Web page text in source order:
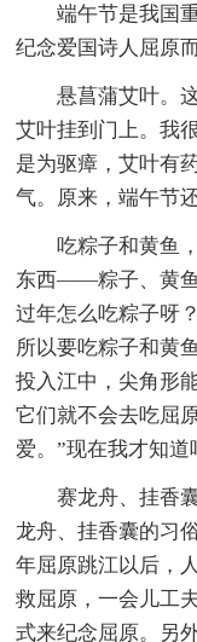
端午节是我国重
纪念爱国诗人屈原
悬菖蒲艾叶。这
艾叶挂到门上。我
是为驱瘴，艾叶有
气。原来，端午节
吃粽子和黄鱼，
东西——粽子、黄鱼
过年怎么吃粽子呀
所以要吃粽子和黄
投入江中，尖角形
它们就不会去吃屈
爱。”现在我才知道
赛龙舟、挂香囊
龙舟、挂香囊的习
年屈原跳江以后，
救屈原，一会儿工
式来纪念屈原。另